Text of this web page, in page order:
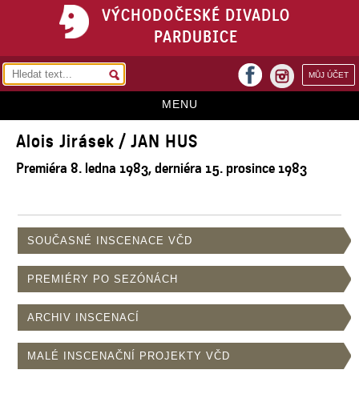
VÝCHODOČESKÉ DIVADLO
PARDUBICE
MŮJ ÚČET
facebook
MENU
HOME
PROGRAM
VSTUPENKY
PŘEDPLATNÉ
KONTAKTY
O DIVADLE
SOUBOR
Alois Jirásek / JAN HUS
Premiéra 8. ledna 1983, derniéra 15. prosince 1983
SOUČASNÉ INSCENACE VČD
PREMIÉRY PO SEZÓNÁCH
ARCHIV INSCENACÍ
MALÉ INSCENAČNÍ PROJEKTY VČD